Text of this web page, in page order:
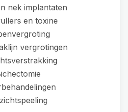
nek implantaten
en toxine
vergrotingen